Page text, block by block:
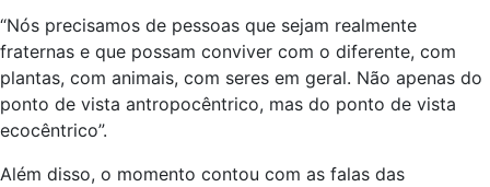
“Nós precisamos de pessoas que sejam realmente
fraternas e que possam conviver com o diferente, com
plantas, com animais, com seres em geral. Não apenas do
ponto de vista antropocêntrico, mas do ponto de vista
ecocêntrico”.
Além disso, o momento contou com as falas das